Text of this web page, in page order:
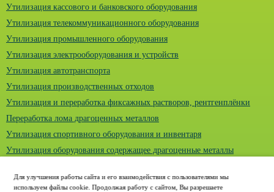
Утилизация кассового и банковского оборудования
Утилизация телекоммуникационного оборудования
Утилизация промышленного оборудования
Утилизация электрооборудования и устройств
Утилизация автотранспорта
Утилизация производственных отходов
Утилизация и переработка фиксажных растворов, рентгенплёнки
Переработка лома драгоценных металлов
Утилизация спортивного оборудования и инвентаря
Утилизация оборудования содержащее драгоценные металлы
Бесплатная утилизация компьютерного и сетевого оборудования
Для улучшения работы сайта и его взаимодействия с пользователями мы
используем файлы cookie. Продолжая работу с сайтом, Вы разрешаете